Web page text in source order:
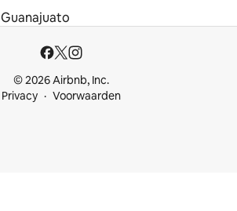
Guanajuato
© 2026 Airbnb, Inc.
Privacy
Voorwaarden